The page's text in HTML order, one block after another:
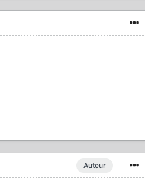
Auteur